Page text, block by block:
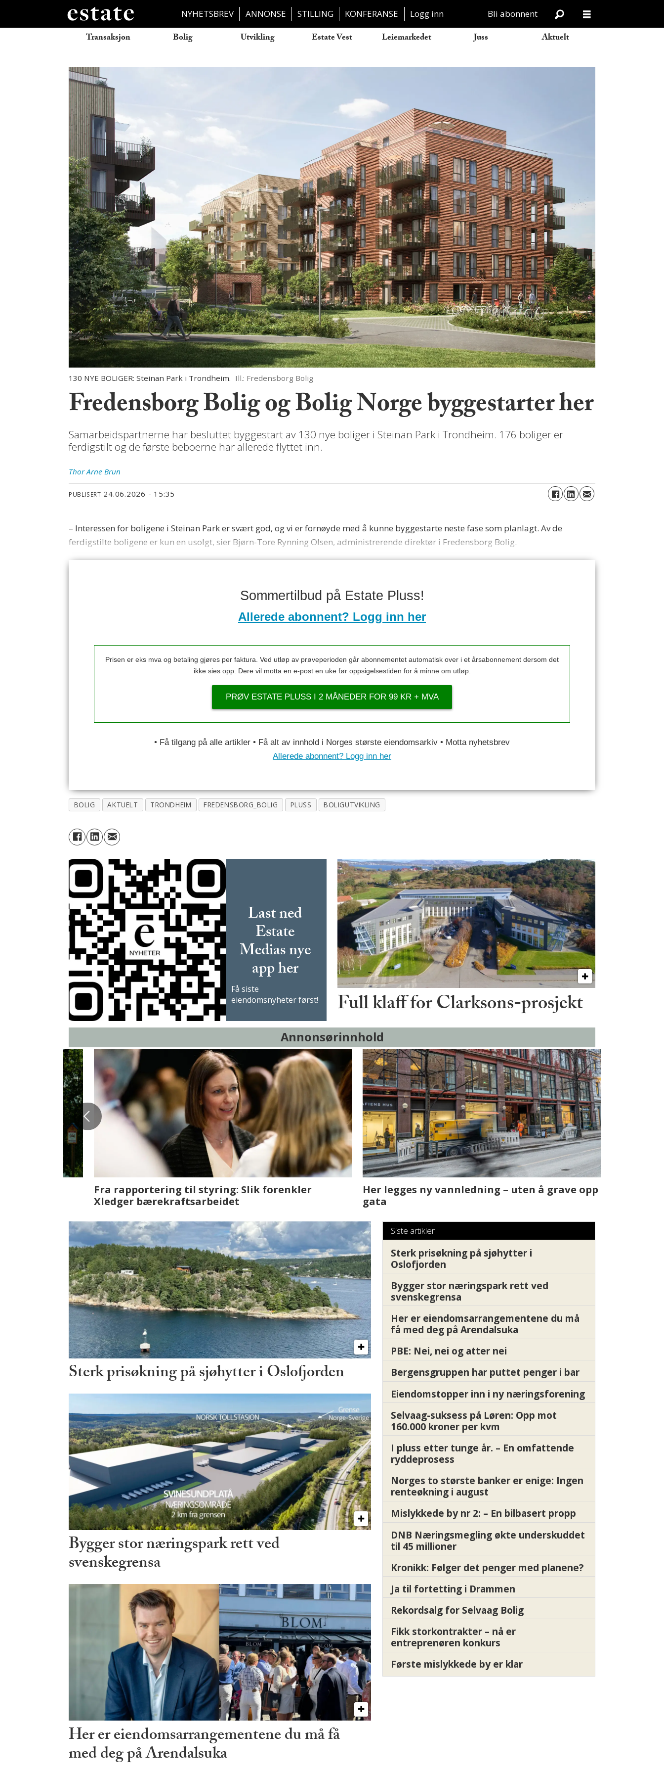
NYHETSBREV ANNONSE STILLING KONFERANSE Logg inn Bli abonnent
Transaksjon Bolig Utvikling Estate Vest Leiemarkedet Juss Aktuelt
130 NYE BOLIGER: Steinan Park i Trondheim. Ill.: Fredensborg Bolig
Fredensborg Bolig og Bolig Norge byggestarter her
Samarbeidspartnerne har besluttet byggestart av 130 nye boliger i Steinan Park i Trondheim. 176 boliger er
ferdigstilt og de første beboerne har allerede flyttet inn.
Thor Arne Brun
PUBLISERT 24.06.2026 - 15:35
– Interessen for boligene i Steinan Park er svært god, og vi er fornøyde med å kunne byggestarte neste fase som planlagt. Av de
ferdigstilte boligene er kun en usolgt, sier Bjørn-Tore Rynning Olsen, administrerende direktør i Fredensborg Bolig.
Sommertilbud på Estate Pluss!
Allerede abonnent? Logg inn her
Prisen er eks mva og betaling gjøres per faktura. Ved utløp av prøveperioden går abonnementet automatisk over i et årsabonnement dersom det
ikke sies opp. Dere vil motta en e-post en uke før oppsigelsestiden for å minne om utløp.
PRØV ESTATE PLUSS I 2 MÅNEDER FOR 99 KR + MVA
• Få tilgang på alle artikler • Få alt av innhold i Norges største eiendomsarkiv • Motta nyhetsbrev
Allerede abonnent? Logg inn her
BOLIG AKTUELT TRONDHEIM FREDENSBORG_BOLIG PLUSS BOLIGUTVIKLING
Last ned
Estate
Medias nye
app her
Få siste
eiendomsnyheter først!
Full klaff for Clarksons-prosjekt
Annonsørinnhold
Fenistra endrer eiendomsbransjen med AI. Slik
ser vi på fremtiden
Det er i Drammen det skjer
Sterk prisøkning på sjøhytter i Oslofjorden
Bygger stor næringspark rett ved
svenskegrensa
Her er eiendomsarrangementene du må få
med deg på Arendalsuka
Siste artikler
Sterk prisøkning på sjøhytter i
Oslofjorden
Bygger stor næringspark rett ved
svenskegrensa
Her er eiendomsarrangementene du må
få med deg på Arendalsuka
PBE: Nei, nei og atter nei
Bergensgruppen har puttet penger i bar
Eiendomstopper inn i ny næringsforening
Selvaag-suksess på Løren: Opp mot
160.000 kroner per kvm
I pluss etter tunge år. – En omfattende
ryddeprosess
Norges to største banker er enige: Ingen
renteøkning i august
Mislykkede by nr 2: – En bilbasert propp
DNB Næringsmegling økte underskuddet
til 45 millioner
Kronikk: Følger det penger med planene?
Ja til fortetting i Drammen
Rekordsalg for Selvaag Bolig
Fikk storkontrakter – nå er
entreprenøren konkurs
Første mislykkede by er klar